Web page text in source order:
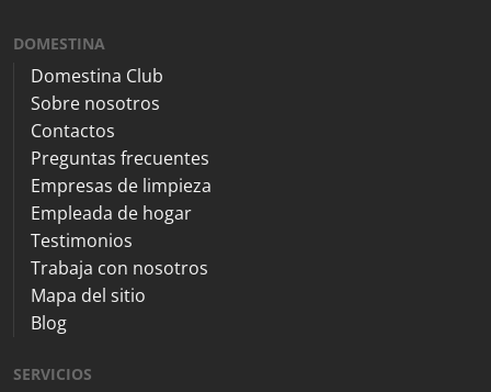
DOMESTINA
Domestina Club
Sobre nosotros
Contactos
Preguntas frecuentes
Empresas de limpieza
Empleada de hogar
Testimonios
Trabaja con nosotros
Mapa del sitio
Blog
SERVICIOS